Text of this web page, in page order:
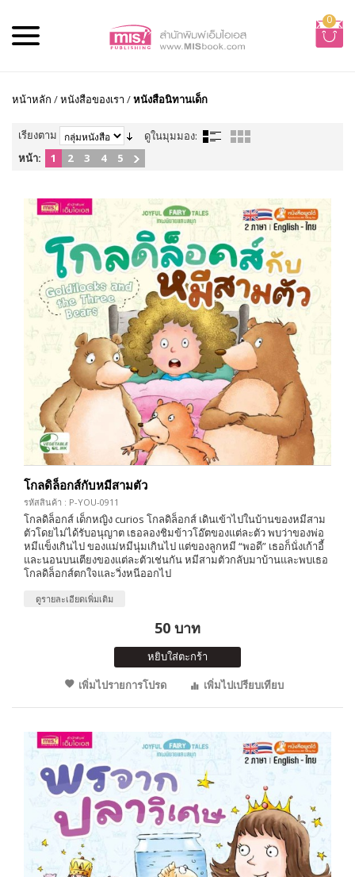
0
หน้าหลัก /หนังสือของเรา /หนังสือนิทานเด็ก
เรียงตาม
ดูในมุมมอง:
หน้า:
1 2 3 4 5
โกลดิล็อกส์กับหมีสามตัว
รหัสสินค้า : P-YOU-0911
โกลดิล็อกส์ เด็กหญิง curios โกลดิล็อกส์ เดินเข้าไปในบ้านของหมีสาม
ตัวโดยไม่ได้รับอนุญาต เธอลองชิมข้าวโอ๊ตของแต่ละตัว พบว่าของพ่อ
หมีแข็งเกินไป ของแม่หมีนุ่มเกินไป แต่ของลูกหมี “พอดี” เธอก็นั่งเก้าอี้
และนอนบนเตียงของแต่ละตัวเช่นกัน หมีสามตัวกลับมาบ้านและพบเธอ
โกลดิล็อกส์ตกใจและวิ่งหนีออกไป
ดูรายละเอียดเพิ่มเติม
50 บาท
หยิบใส่ตะกร้า
เพิ่มไปรายการโปรด
เพิ่มไปเปรียบเทียบ